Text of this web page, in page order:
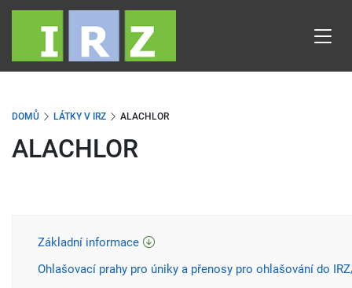
Přejít
obsahu
DOMŮ LÁTKY V IRZ ALACHLOR
ALACHLOR
Základní informace
Ohlašovací prahy pro úniky a přenosy pro ohlašování do